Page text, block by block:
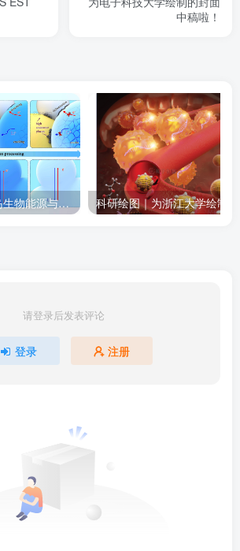
中稿啦！
为中国科学院青岛生物能源与过程研究所绘制的插图作品
请登录后发表评论
登录 注册